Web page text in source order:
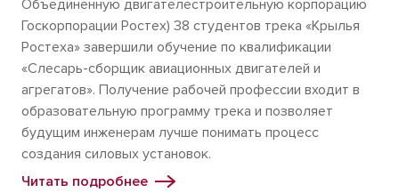
Объединенную двигателестроительную корпорацию
Госкорпорации Ростех) 38 студентов трека «Крылья
Ростеха» завершили обучение по квалификации
«Слесарь-сборщик авиационных двигателей и
агрегатов». Получение рабочей профессии входит в
образовательную программу трека и позволяет
будущим инженерам лучше понимать процесс
создания силовых установок.
Читать подробнее